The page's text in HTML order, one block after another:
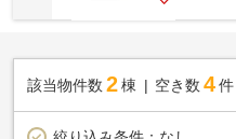
該当物件数 2棟 空き数 4 件